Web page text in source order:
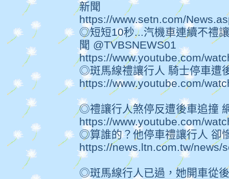
新聞
https://www.setn.com/
◎短短10秒...汽機車連續不禮
聞 @TVBSNEWS01
https://www.youtube.com/
◎斑馬線禮讓行人 騎士停車遭
https://www.youtube.com/
◎禮讓行人煞停反遭後車追撞
https://www.youtube.com/
◎算誰的？他停車禮讓行人 卻
https://news.ltn.com.tw/news/
◎斑馬線行人已過，她開車從